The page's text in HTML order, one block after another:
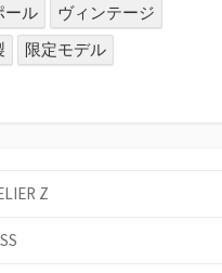
ール
ヴィンテージ
限定モデル
Z